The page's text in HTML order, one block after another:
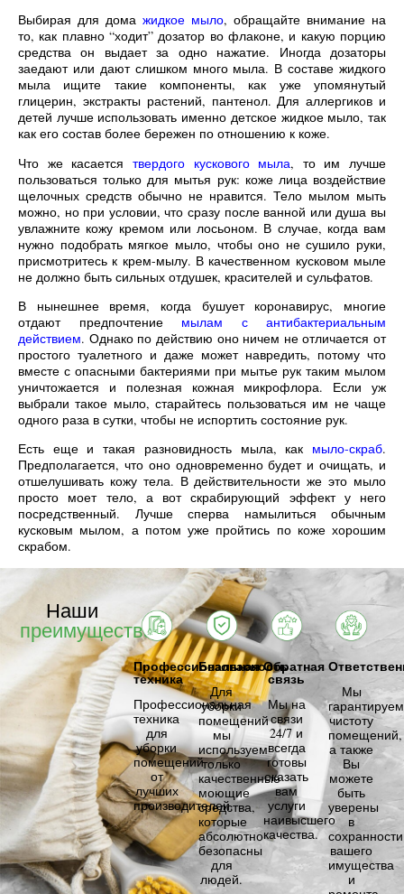
Выбирая для дома жидкое мыло, обращайте внимание на
то, как плавно “ходит” дозатор во флаконе, и какую порцию
средства он выдает за одно нажатие. Иногда дозаторы
заедают или дают слишком много мыла. В составе жидкого
мыла ищите такие компоненты, как уже упомянутый
глицерин, экстракты растений, пантенол. Для аллергиков и
детей лучше использовать именно детское жидкое мыло, так
как его состав более бережен по отношению к коже.
Что же касается твердого кускового мыла, то им лучше
пользоваться только для мытья рук: коже лица воздействие
щелочных средств обычно не нравится. Тело мылом мыть
можно, но при условии, что сразу после ванной или душа вы
увлажните кожу кремом или лосьоном. В случае, когда вам
нужно подобрать мягкое мыло, чтобы оно не сушило руки,
присмотритесь к крем-мылу. В качественном кусковом мыле
не должно быть сильных отдушек, красителей и сульфатов.
В нынешнее время, когда бушует коронавирус, многие
отдают предпочтение мылам с антибактериальным
действием. Однако по действию оно ничем не отличается от
простого туалетного и даже может навредить, потому что
вместе с опасными бактериями при мытье рук таким мылом
уничтожается и полезная кожная микрофлора. Если уж
выбрали такое мыло, старайтесь пользоваться им не чаще
одного раза в сутки, чтобы не испортить состояние рук.
Есть еще и такая разновидность мыла, как мыло-скраб.
Предполагается, что оно одновременно будет и очищать, и
отшелушивать кожу тела. В действительности же это мыло
просто моет тело, а вот скрабирующий эффект у него
посредственный. Лучше сперва намылиться обычным
кусковым мылом, а потом уже пройтись по коже хорошим
скрабом.
Наши
преимущества
Профессиональная
техника
Профессиональная
техника
для
уборки
помещений
от
лучших
производителей.
Безопасность
Для
уборки
помещений
мы
используем
только
качественные
моющие
средства,
которые
абсолютно
безопасны
для
людей.
Обратная
связь
Мы на
связи
24/7 и
всегда
готовы
оказать
вам
услуги
наивысшего
качества.
Мы
гарантируем
чистоту
помещений,
а также
Вы
можете
быть
уверены
в
сохранности
вашего
имущества
и